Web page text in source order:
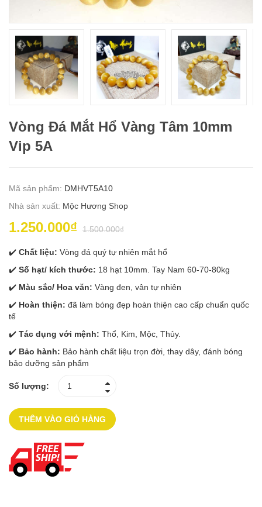
Vòng Đá Mắt Hổ Vàng Tâm 10mm
Vip 5A
Mã sản phẩm: DMHVT5A10
Nhà sản xuất: Mộc Hương Shop
1.250.000₫ 1.500.000₫
✔️ Chất liệu: Vòng đá quý tự nhiên mắt hổ
✔️ Số hạt/ kích thước: 18 hạt 10mm. Tay Nam 60-70-80kg
✔️ Màu sắc/ Hoa văn: Vàng đen, vân tự nhiên
✔️ Hoàn thiện: đã làm bóng đẹp hoàn thiện cao cấp chuẩn quốc
tế
✔️ Tác dụng với mệnh: Thổ, Kim, Mộc, Thủy.
✔️ Bảo hành: Bảo hành chất liệu trọn đời, thay dây, đánh bóng
bảo dưỡng sản phẩm
Số lượng:
THÊM VÀO GIỎ HÀNG